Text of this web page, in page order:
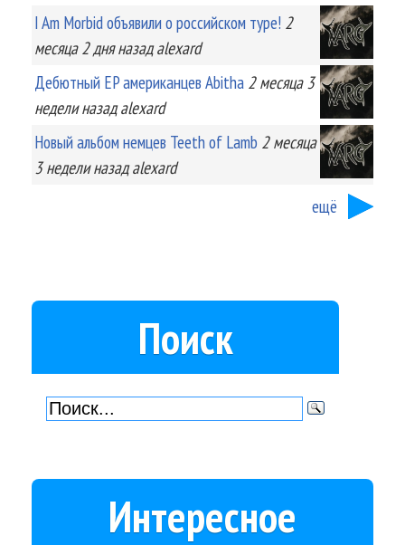
I Am Morbid объявили о российском туре! 2
месяца 2 дняназад alexard
Дебютный EP американцев Abitha 2 месяца 3
неделиназад alexard
Новый альбом немцев Teeth of Lamb 2 месяца
3 неделиназад alexard
ещё
Поиск
Интересное